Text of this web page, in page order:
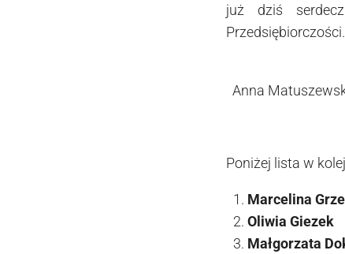
już dziś
Przedsiębiorczości.
Anna
Poniżej lista w
Marcelina
Oliwia Giezek
Małgorzata